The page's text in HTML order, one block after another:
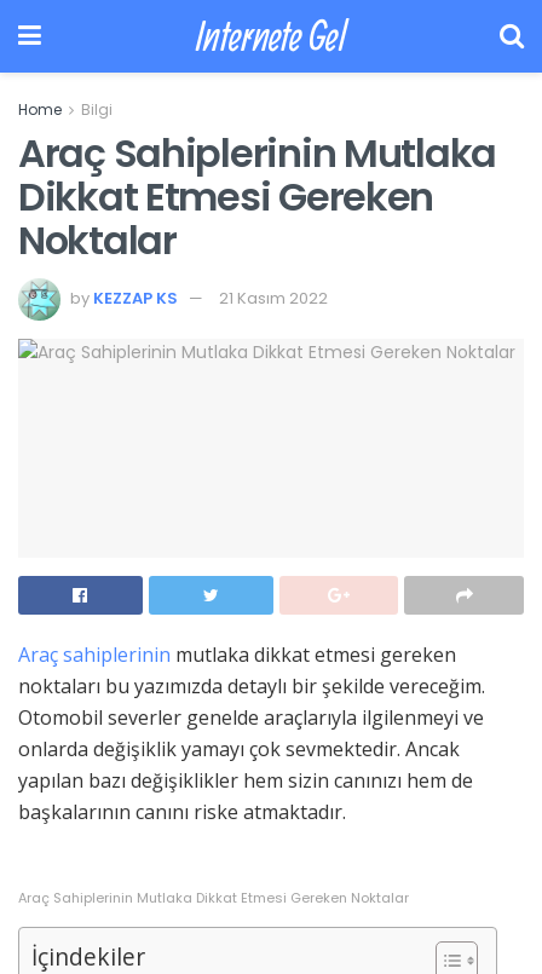
Internete Gel
Home Bilgi
Araç Sahiplerinin Mutlaka
Dikkat Etmesi Gereken
Noktalar
by KEZZAP KS 21 Kasım 2022
Araç sahiplerinin mutlaka dikkat etmesi gereken
noktaları bu yazımızda detaylı bir şekilde vereceğim.
Otomobil severler genelde araçlarıyla ilgilenmeyi ve
onlarda değişiklik yamayı çok sevmektedir. Ancak
yapılan bazı değişiklikler hem sizin canınızı hem de
başkalarının canını riske atmaktadır.
Araç Sahiplerinin Mutlaka Dikkat Etmesi Gereken Noktalar
İçindekiler